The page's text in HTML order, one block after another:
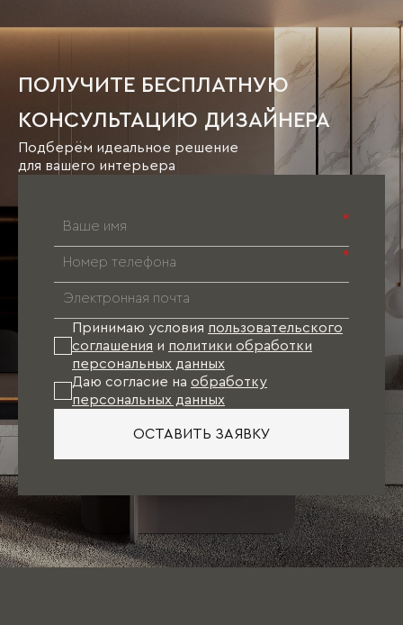
ПОЛУЧИТЕ БЕСПЛАТНУЮ
КОНСУЛЬТАЦИЮ ДИЗАЙНЕРА
Подберём идеальное решение
для вашего интерьера
*
*
Принимаю условия пользовательского
соглашения и политики обработки
персональных данных
Даю согласие на обработку
персональных данных
ОСТАВИТЬ ЗАЯВКУ